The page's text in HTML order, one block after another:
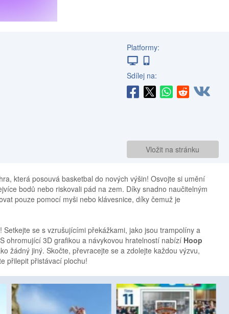
Platformy:
Sdílej na:
Vložit na stránku
která posouvá basketbal do nových výšin! Osvojte si umění
bodů nebo riskovali pád na zem. Díky snadno naučitelným
pouze pomocí myši nebo klávesnice, díky čemuž je
se s vzrušujícími překážkami, jako jsou trampolíny a
ohromující 3D grafikou a návykovou hratelností nabízí Hoop
žádný jiný. Skočte, převracejte se a zdolejte každou výzvu,
přilepit přistávací plochu!